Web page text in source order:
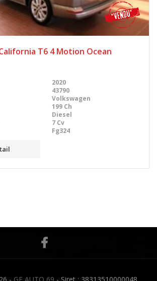
T6 4 Motion Ocean
2020
43790
Volkswagen
199 Ch
Diesel
7 Cv
Fg324